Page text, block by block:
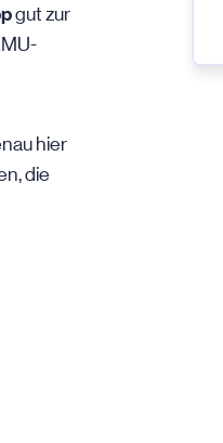
gut zur
hier
die